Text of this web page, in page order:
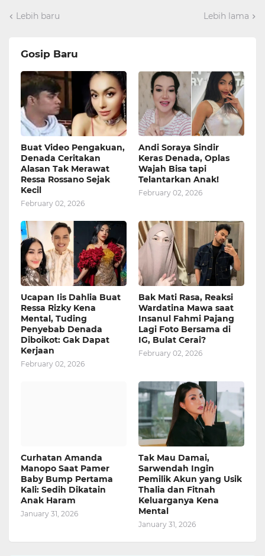
Lebih baru Lebih lama
Gosip Baru
Buat Video Pengakuan,
Denada Ceritakan
Alasan Tak Merawat
Ressa Rossano Sejak
Kecil
February 02, 2026
Andi Soraya Sindir
Keras Denada, Oplas
Wajah Bisa tapi
Telantarkan Anak!
February 02, 2026
Ucapan Iis Dahlia Buat
Ressa Rizky Kena
Mental, Tuding
Penyebab Denada
Diboikot: Gak Dapat
Kerjaan
February 02, 2026
Bak Mati Rasa, Reaksi
Wardatina Mawa saat
Insanul Fahmi Pajang
Lagi Foto Bersama di
IG, Bulat Cerai?
February 02, 2026
Curhatan Amanda
Manopo Saat Pamer
Baby Bump Pertama
Kali: Sedih Dikatain
Anak Haram
January 31, 2026
Tak Mau Damai,
Sarwendah Ingin
Pemilik Akun yang Usik
Thalia dan Fitnah
Keluarganya Kena
Mental
January 31, 2026